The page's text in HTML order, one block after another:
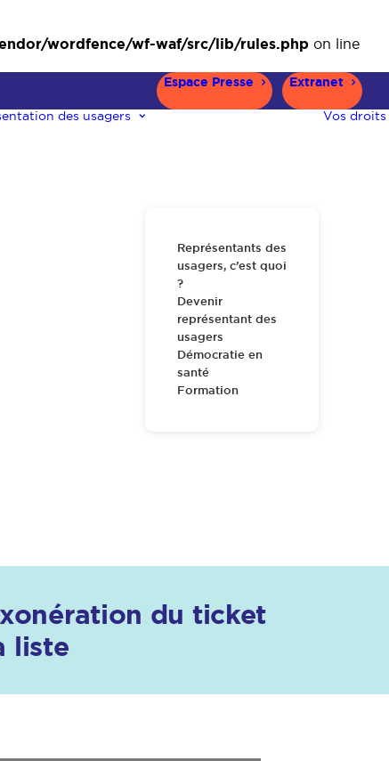
wordfence/wf-waf/src/lib/rules.php on line
Espace Presse Extranet
des usagers
Représentants des
usagers, c’est quoi
?
Devenir
représentant des
usagers
Démocratie en
santé
Formation
Vos droits
du ticket
liste